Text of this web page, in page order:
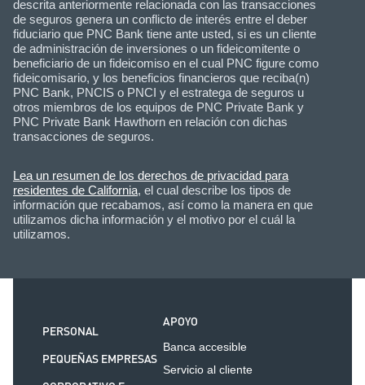
descrita anteriormente relacionada con las transacciones
de seguros genera un conflicto de interés entre el deber
fiduciario que PNC Bank tiene ante usted, si es un cliente
de administración de inversiones o un fideicomitente o
beneficiario de un fideicomiso en el cual PNC figure como
fideicomisario, y los beneficios financieros que reciba(n)
PNC Bank, PNCIS o PNCI y el estratega de seguros u
otros miembros de los equipos de PNC Private Bank y
PNC Private Bank Hawthorn en relación con dichas
transacciones de seguros.
Lea un resumen de los derechos de privacidad para
residentes de California, el cual describe los tipos de
información que recabamos, así como la manera en que
utilizamos dicha información y el motivo por el cuál la
utilizamos.
PERSONAL
PEQUEÑAS EMPRESAS
APOYO
Banca accesible
Servicio al cliente